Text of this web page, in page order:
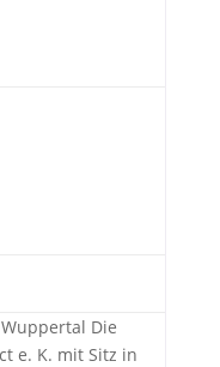
Die
e. K. mit Sitz in